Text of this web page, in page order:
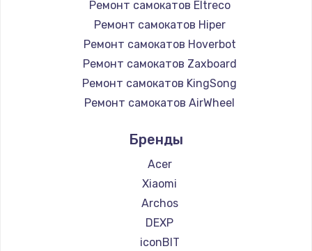
Ремонт самокатов Eltreco
Ремонт самокатов Hiper
Ремонт самокатов Hoverbot
Ремонт самокатов Zaxboard
Ремонт самокатов KingSong
Ремонт самокатов AirWheel
Ремонт самокатов Hunter
Ремонт самокатов Shorner
Ремонт самокатов Joyor
Ремонт самокатов Minimotors
Ремонт самокатов Bork
Ремонт самокатов Segway
Бренды
Acer
Xiaomi
Archos
DEXP
iconBIT